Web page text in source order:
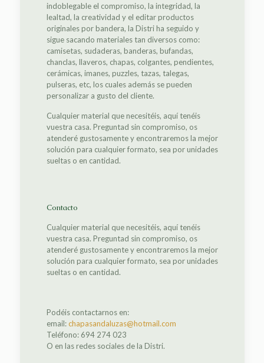
indoblegable el compromiso, la integridad, la
lealtad, la creatividad y el editar productos
originales por bandera, la Distri ha seguido y
sigue sacando materiales tan diversos como:
camisetas, sudaderas, banderas, bufandas,
chanclas, llaveros, chapas, colgantes, pendientes,
cerámicas, imanes, puzzles, tazas, talegas,
pulseras, etc, los cuales además se pueden
personalizar a gusto del cliente.
Cualquier material que necesitéis, aquí tenéis
vuestra casa. Preguntad sin compromiso, os
atenderé gustosamente y encontraremos la mejor
solución para cualquier formato, sea por unidades
sueltas o en cantidad.
Contacto
Cualquier material que necesitéis, aquí tenéis
vuestra casa. Preguntad sin compromiso, os
atenderé gustosamente y encontraremos la mejor
solución para cualquier formato, sea por unidades
sueltas o en cantidad.
Podéis contactarnos en:
email:chapasandaluzas@hotmail.com
Teléfono: 694 274 023
O en las redes sociales de la Distri.